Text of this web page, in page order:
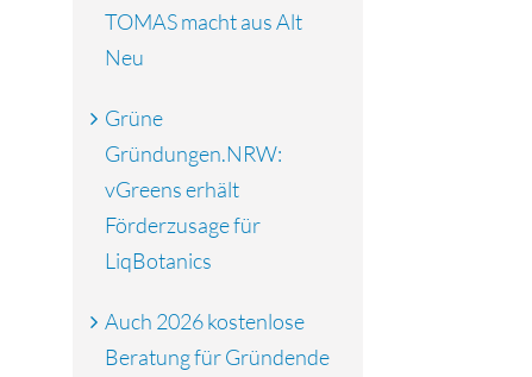
TOMAS macht aus Alt
Neu
Grüne
Gründungen.NRW:
vGreens erhält
Förderzusage für
LiqBotanics
Auch 2026 kostenlose
Beratung für Gründende